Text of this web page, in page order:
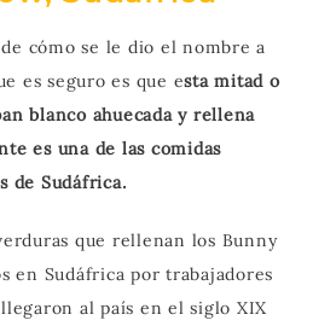
cómo se le dio el nombre a
es seguro es que esta mitad o
blanco ahuecada y rellena
es una de las comidas
de Sudáfrica.
que rellenan los Bunny
en Sudáfrica por trabajadores
al país en el siglo XIX